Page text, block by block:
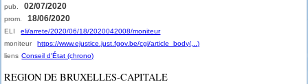
pub. 02/07/2020
prom. 18/06/2020
ELI
eli/arrete/2020/06/18/2020042008/moniteur
moniteur
https://www.ejustice.just.fgov.be/cgi/article_body(...)
liens Conseil d'État (chrono)
REGION DE BRUXELLES-CAPITALE